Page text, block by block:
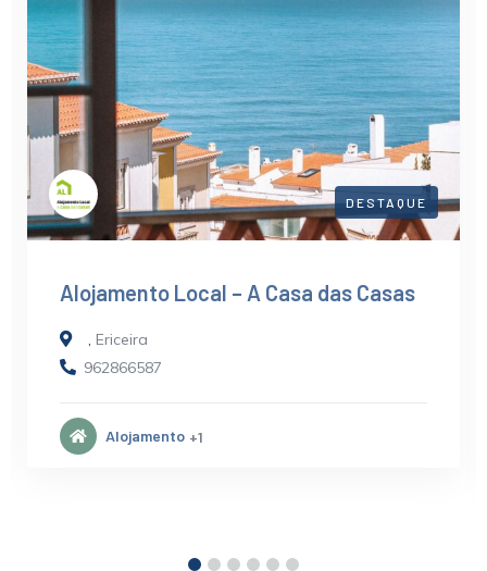
DESTAQUE
A Casa dos Projetos – Real Estate
,Ericeira